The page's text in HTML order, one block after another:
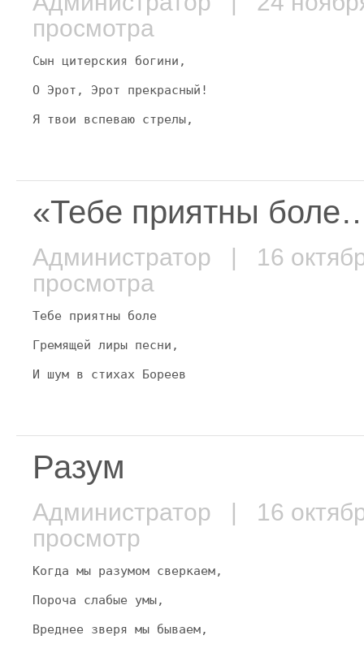
просмотра
Сын цитерския богини,
О Эрот, Эрот прекрасный!
Я твои вспеваю стрелы,
«Тебе приятны
Администратор | 16
просмотра
Тебе приятны боле
Гремящей лиры песни,
И шум в стихах Бореев
Разум
Администратор | 16
просмотр
Когда мы разумом сверкаем,
Пороча слабые умы,
Вреднее зверя мы бываем,